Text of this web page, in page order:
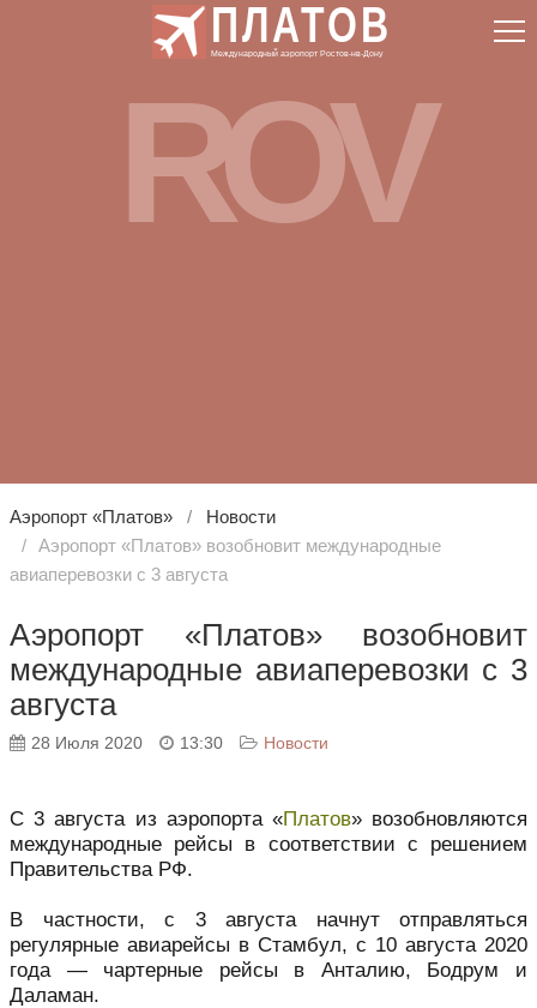
ПЛАТОВ
Международный аэропорт Ростов-нв-Дону
ROV
Аэропорт «Платов»
Новости
Аэропорт «Платов» возобновит международные
авиаперевозки с 3 августа
Аэропорт «Платов» возобновит
международные авиаперевозки с 3
августа
28 Июля 2020 13:30 Новости
С 3 августа из аэропорта «Платов» возобновляются
международные рейсы в соответствии с решением
Правительства РФ.
В частности, с 3 августа начнут отправляться
регулярные авиарейсы в Стамбул, с 10 августа 2020
года — чартерные рейсы в Анталию, Бодрум и
Даламан.